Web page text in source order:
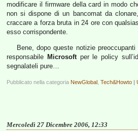
modificare il firmware della card in modo
non si dispone di un bancomat da
craccare a forza bruta in 24 ore con
esso corrispondente.
Bene, dopo queste notizie
responsabile Microsoftper le policy
segnalateli pure…
Pubblicato nella categoria NewGlobal Tech&Howto |
Mercoledì 27 Dicembre 2006, 12:33